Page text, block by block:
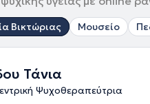
Βικτώριας Μουσείο
Τάνια
Ψυχοθεραπεύτρια